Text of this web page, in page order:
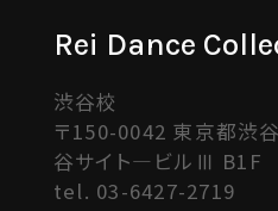
Rei Dance
渋谷校
〒150-0042 東京都渋
谷サイト―ビルⅢ B1F
tel. 03-6427-2719